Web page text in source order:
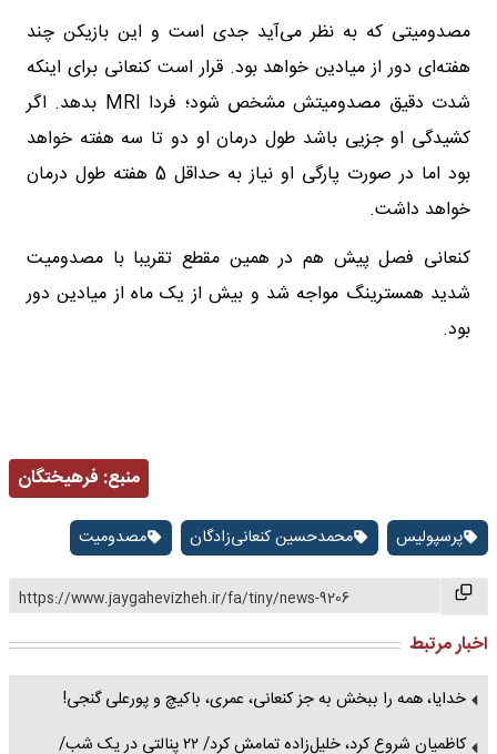
مصدومیتی که به نظر می‌آید جدی است و این بازیکن چند
هفته‌ای دور از میادین خواهد بود. قرار است کنعانی برای اینکه
شدت دقیق مصدومیتش مشخص شود؛ فردا MRI بدهد. اگر
کشیدگی او جزیی باشد طول درمان او دو تا سه هفته خواهد
بود اما در صورت پارگی او نیاز به حداقل 5 هفته طول درمان
خواهد داشت.
کنعانی فصل پیش هم در همین مقطع تقریبا با مصدومیت
شدید همسترینگ مواجه شد و بیش از یک ماه از میادین دور
بود.
منبع: فرهیختگان
پرسپولیس محمدحسین کنعانی‌زادگان مصدومیت
https://www.jaygahevizheh.ir/fa/tiny/news-9206
اخبار مرتبط
خدایا، همه را ببخش به جز کنعانی، عمری، باکیچ و پورعلی گنجی!
کاظمیان شروع کرد، خلیل‌زاده تمامش کرد/ ۲۲ پنالتی در یک شب/